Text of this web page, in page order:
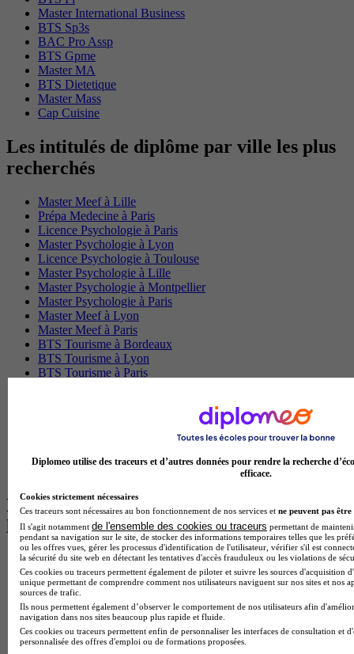
Master International Business
BTS Sp3s
BAC Pro Assp
BTS Gpme
Master MA
BTS Dietetique
Master Mass
Cap Cuisine
Les intitulés de diplôme par ville les plus
recherchés
Master Meef à Lille
Prépa Medecine à Paris
Licence Psychologie à Paris
Master Psychologie à Lyon
Licence Psychologie à Toulouse
Master Psychologie à Lille
Master Psychologie à Montpellier
Master Psychologie à Paris
Master Meef à Lyon
Master Meef à Paris
BTS Tourisme à Bordeaux
BTS Tourisme à Lyon
BTS Tourisme à Paris
BTS Communication à Bordeaux
Master Psychologie à Angers
BTS Communication à Lyon
Les intitulés de diplôme par alternance
les plus recherchés
BTS Esf en alternance
BTS Dietetique en alternance
BTS Mco en alternance
BTS Pi en alternance
BTS Sp3s en alternance
Master CCA en alternance
BTS Ndrc en alternance
Diplomeo utilise des traceurs et d’autres données pour rendre la recherche
efficace.
Cookies strictement nécessaires
Ces traceurs sont nécessaires au bon fonctionnement de nos services et ne peuvent pas être
Il s'agit notamment de l'ensemble des cookies ou traceurs permettant de
pendant sa navigation sur le site, de stocker des informations temporaires telles que les
ou les offres vues, gérer les processus d'identification de l'utilisateur, vérifier s'il est
la sécurité du site web en détectant les tentatives d'accès frauduleux ou les violations de
Ces cookies ou traceurs permettent également de piloter et suivre les sources d'acquisition
unique permettant de comprendre comment nos utilisateurs naviguent sur nos sites et nos
sources de trafic.
Ils nous permettent également d’observer le comportement de nos utilisateurs afin
navigation dans nos sites beaucoup plus rapide et fluide.
Ces cookies ou traceurs permettent enfin de personnaliser les interfaces de consultation et
personnalisée des offres d'emploi ou de formations proposées.